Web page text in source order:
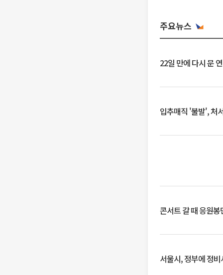
주요뉴스
22일 만에 다시 문
입추매직 '불발', 처
콘서트 갈 때 응원
서울시, 정부에 정